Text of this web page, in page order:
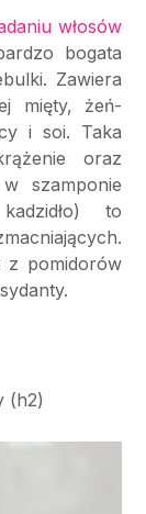
włosów
bogata
Zawiera
mięty, żeń-
i soi. Taka
oraz
szamponie
to
z pomidorów
(h2)